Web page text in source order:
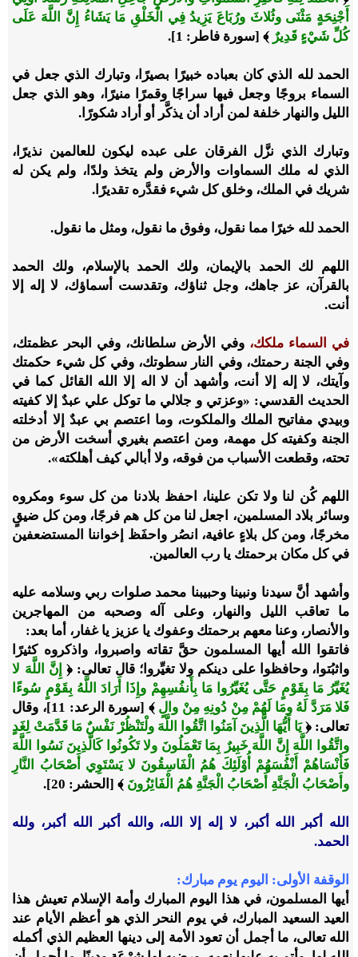
أَجْنِحَةٍ مَثْنَى وثُلاثَ ورُبَاعَ يَزِيدُ فِي الْخَلْقِ مَا يَشَاءُ إِنَّ اللَّهَ عَلَى
كُلِّ شَيْءٍ قَدِيرٌ ﴾ [سورة فاطر: 1].
الحمد لله الذي كان بعباده خبيرًا بصيرًا، وتبارك الذي جعل في
السماء بروجًا وجعل فيها سراجًا وقمرًا منيرًا، وهو الذي جعل
الليل والنهار خلفة لمن أراد أن يذكَّر أو أراد شكورًا.
وتبارك الذي نزَّل الفرقان على عبده ليكون للعالمين نذيرًا،
الذي له ملك السماوات والأرض ولم يتخذ ولدًا، ولم يكن له
شريك في الملك، وخلق كل شيء فقدَّره تقديرًا.
الحمد لله خيرًا مما نقول، وفوق ما نقول، ومثل ما نقول.
اللهم لك الحمد بالإيمان، ولك الحمد بالإسلام، ولك الحمد
بالقرآن، عز جاهك، وجل ثناؤك، وتقدست أسماؤك، لا إله إلا
أنت.
في السماء ملكك، وفي الأرض سلطانك، وفي البحر عظمتك،
وفي الجنة رحمتك، وفي النار سطوتك، وفي كل شيء حكمتك
وآيتك، لا إله إلا أنت، وأشهد أن لا اله إلا الله القائل كما في
الحديث القدسي: «وعزتي و جلالي ما توكل علي عبدٌ إلا كفيته
وبيدي مفاتيح الملك والملكوت، وما اعتصم بي عبدٌ إلا أدخلته
الجنة وكفيته كل مهمة، ومن اعتصم بغيري أسخت الأرض من
تحته، وقطعت الأسباب من فوقه، ولا أبالي كيف أهلكته».
اللهم كُن لنا ولا تكن علينا، احفظ بلادنا من كل سوء ومكروه
وسائر بلاد المسلمين، اجعل لنا من كل هم فرجًا، ومن كل ضيقٍ
مخرجًا، ومن كل بلاءٍ عافية، انصُر واحفَظ إخواننا المستضعفين
في كل مكان برحمتك يا رب العالمين.
وأشهد أنَّ سيدنا ونبينا وحبيبنا محمد صلوات ربي وسلامه عليه
ما تعاقب الليل والنهار، وعلى آله وصحبه من المهاجرين
والأنصار، وعنا معهم برحمتك وعفوك يا عزيز يا غفار، أما بعد:
فاتقوا الله أيها المسلمون حقَّ تقاته واصبروا، واذكروه كثيرًا
واثبُتوا، وحافظوا على دينكم ولا تغيِّروا؛ قال تعالى:﴿ إِنَّ اللَّهَ لا
يُغَيِّرُ مَا بِقَوْمٍ حَتَّى يُغَيِّرُوا مَا بِأَنفُسِهِمْ وإِذَا أَرَادَ اللَّهُ بِقَوْمٍ سُوءًا
فَلا مَرَدَّ لَهُ ومَا لَهُمْ مِنْ دُونِهِ مِنْ والٍ ﴾
[سورة الرعد: 11]، وقال
تعالى:﴿يَا أَيُّهَا الَّذِينَ آمَنُوا اتَّقُوا اللَّهَ ولْتَنْظُرْ نَفْسٌ مَا قَدَّمَتْ لِغَدٍ
واتَّقُوا اللَّهَ إِنَّ اللَّهَ خَبِيرٌ بِمَا تَعْمَلُونَ ولا تَكُونُوا كَالَّذِينَ نَسُوا اللَّهَ
فَأَنْسَاهُمْ أَنْفُسَهُمْ أُوْلَئِكَ هُمُ الْفَاسِقُونَ لا يَسْتَوِي أَصْحَابُ النَّارِ
وأَصْحَابُ الْجَنَّةِ أَصْحَابُ الْجَنَّةِ هُمُ الْفَائِزُونَ ﴾ [الحشر: 20] .
الله أكبر الله أكبر، لا إله إلا الله، والله أكبر الله أكبر، ولله
الحمد.
الوقفة الأولى: اليوم يوم مبارك:
أيها المسلمون، في هذا اليوم المبارك وأمة الإسلام تعيش هذا
العيد السعيد المبارك، في يوم النحر الذي هو أعظم الأيام عند
الله تعالى، ما أجمل أن تعود الأمة إلى دينها العظيم الذي أكمله